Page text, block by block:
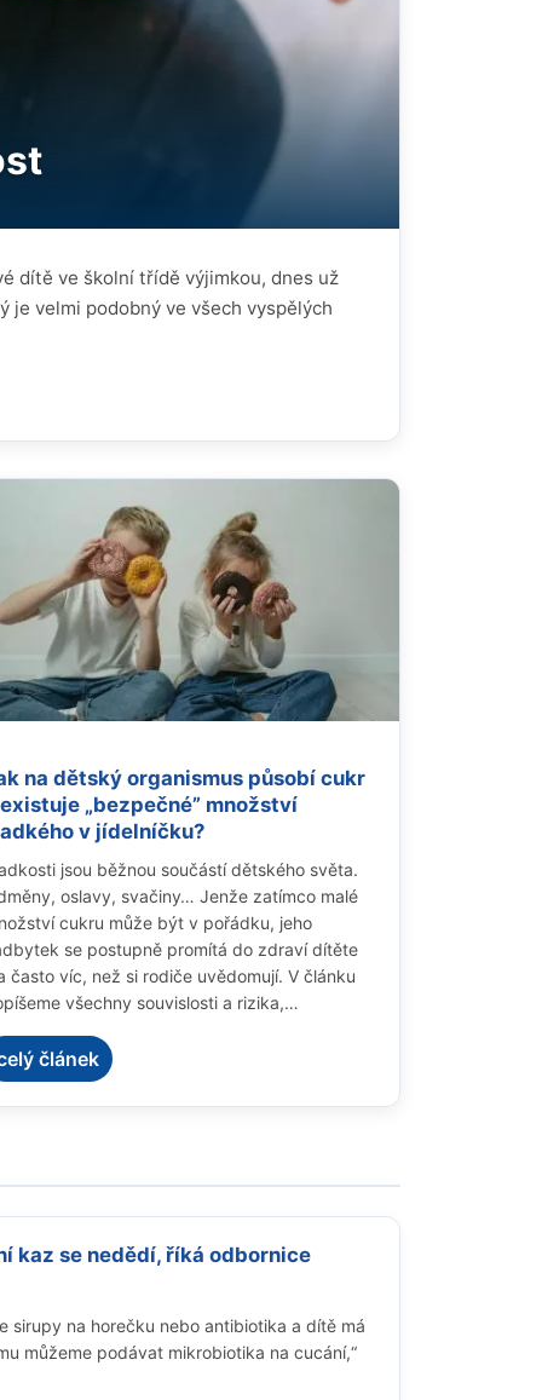
dítě ve školní třídě výjimkou, dnes už
je velmi podobný ve všech vyspělých
na dětský organismus působí cukr
„bezpečné” množství
v jídelníčku?
jsou běžnou součástí dětského světa.
oslavy, svačiny… Jenže zatímco malé
cukru může být v pořádku, jeho
se postupně promítá do zdraví dítěte
často víc, než si rodiče uvědomují. V článku
všechny souvislosti a rizika,
jídelníčku přistupovat a komunikovat o
s dětmi.
článek
kaz se nedědí, říká odbornice
sirupy na horečku nebo antibiotika a dítě má
můžeme podávat mikrobiotika na cucání,“